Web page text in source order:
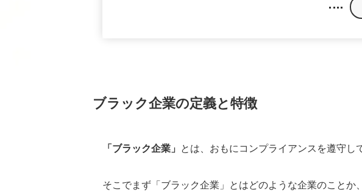
ブラック企業の定義と特徴
「ブラック企業」 とは、おもにコンプライアンスを遵守し
そこでまず「ブラック企業」とはどのような企業のことか